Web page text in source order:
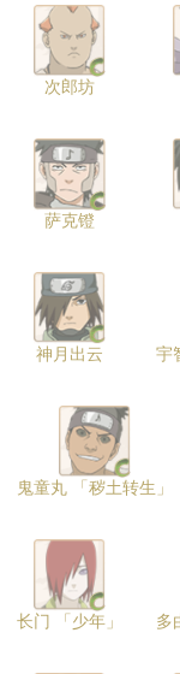
次郎坊
萨克镫
神月出云 宇
鬼童丸 「秽土转生」
长门 「少年」 多